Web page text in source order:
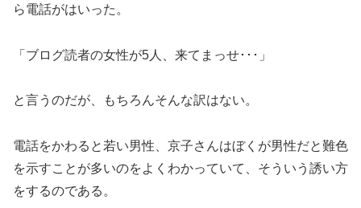
ら電話がはいった。
「ブログ読者の女性が5人、来てまっせ･･･」
と言うのだが、もちろんそんな訳はない。
電話をかわると若い男性、京子さんはぼくが男性だと難色
を示すことが多いのをよくわかっていて、そういう誘い方
をするのである。